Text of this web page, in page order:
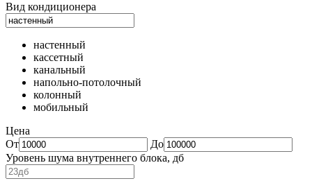
Вид кондиционера
настенный
кассетный
канальный
напольно-потолочный
колонный
мобильный
Цена
От
До
Уровень шума внутреннего блока, дб